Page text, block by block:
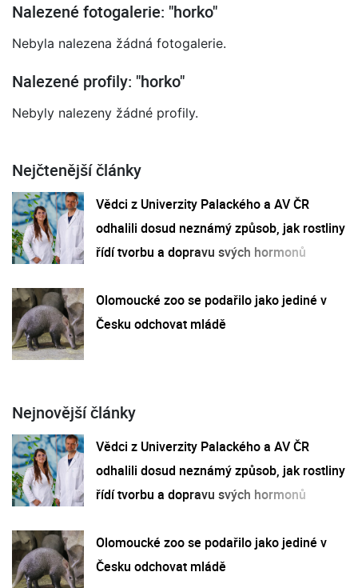
Nalezené fotogalerie: "horko"
Nebyla nalezena žádná fotogalerie.
Nalezené profily: "horko"
Nebyly nalezeny žádné profily.
Nejčtenější články
Vědci z Univerzity Palackého a AV ČR
odhalili dosud neznámý způsob, jak rostliny
řídí tvorbu a dopravu svých hormonů
Olomoucké zoo se podařilo jako jediné v
Česku odchovat mládě
Nejnovější články
Vědci z Univerzity Palackého a AV ČR
odhalili dosud neznámý způsob, jak rostliny
řídí tvorbu a dopravu svých hormonů
Olomoucké zoo se podařilo jako jediné v
Česku odchovat mládě